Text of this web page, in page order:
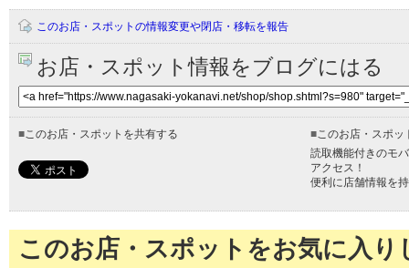
このお店・スポットの情報変更や閉店・移転を報告
お店・スポット情報をブログにはる
■このお店・スポットを共有する ■このお店・スポッ
読取機能付きのモ
アクセス！
便利に店舗情報を
このお店・スポットをお気に入